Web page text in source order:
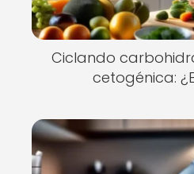
Ciclando
cetogénica: